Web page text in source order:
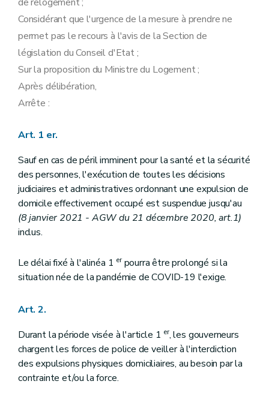
Considérant que l'urgence de la mesure à prendre ne
permet pas le recours à l'avis de la Section de
législation du Conseil d'Etat ;
Sur la proposition du Ministre du Logement ;
Après délibération,
Arrête :
Art. 1 er.
Sauf en cas de péril imminent pour la santé et la sécurité
des personnes, l'exécution de toutes les décisions
judiciaires et administratives ordonnant une expulsion de
domicile effectivement occupé est suspendue jusqu'au
(8 janvier 2021 - AGW du 21 décembre 2020, art.1)
inclus.
Le délai fixé à l'alinéa 1 erpourra être prolongé si la
situation née de la pandémie de COVID-19 l'exige.
Art. 2.
Durant la période visée à l'article 1 er, les gouverneurs
chargent les forces de police de veiller à l'interdiction
des expulsions physiques domiciliaires, au besoin par la
contrainte et/ou la force.